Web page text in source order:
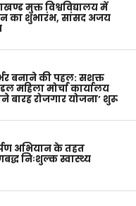
मुक्त विश्वविद्यालय में
का शुभारंभ, सांसद अजय
बनाने की पहल: सशक्त
महिला मोर्चा कार्यालय
बारह रोजगार योजना’ शुरू
अभियान के तहत
निःशुल्क स्वास्थ्य